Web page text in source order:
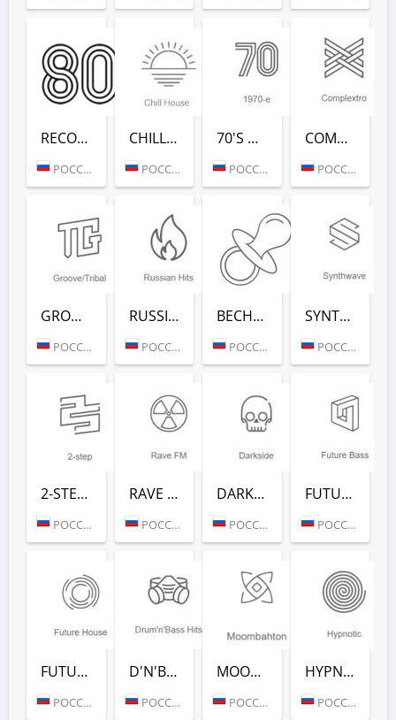
RECORD 80-Х (РАДИО РЕКОРД)
РОССИЯ (МОСКВА)
CHILL HOUSE (РАДИО РЕКОРД)
РОССИЯ (МОСКВА)
70'S DANCE (РАДИО РЕКОРД)
РОССИЯ (МОСКВА)
COMPLEXTRO (РАДИО РЕКОРД)
РОССИЯ (МОСКВА)
GROOVE/TRIBAL (РАДИО РЕКОРД)
РОССИЯ (МОСКВА)
RUSSIAN HITS (РАДИО РЕКОРД)
РОССИЯ (МОСКВА)
ВЕСНУШКА FM (РАДИО РЕКОРД)
РОССИЯ (МОСКВА)
SYNTHWAVE (РАДИО РЕКОРД)
РОССИЯ (МОСКВА)
2-STEP (РАДИО РЕКОРД)
РОССИЯ (МОСКВА)
RAVE FM (РАДИО РЕКОРД)
РОССИЯ (МОСКВА)
DARKSIDE (РАДИО РЕКОРД)
РОССИЯ (МОСКВА)
FUTURE BASS (РАДИО РЕКОРД)
РОССИЯ (МОСКВА)
FUTURE HOUSE (РАДИО РЕКОРД)
РОССИЯ (МОСКВА)
D'N'B CLASSICS (РАДИО РЕКОРД)
РОССИЯ (МОСКВА)
MOOMBAHTON (РАДИО РЕКОРД)
РОССИЯ (МОСКВА)
HYPNOTIC (РАДИО РЕКОРД)
РОССИЯ (МОСКВА)